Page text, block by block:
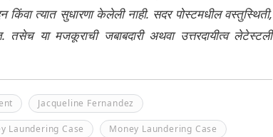
त्यात सुधारणा केलेली नाही. सदर पोस्टमधील वस्तुस्थिती,
तसेच या मजकूराची जबाबदारी अथवा उत्तरदायीत्व लेटेस्टली
Jacqueline Fernandez
Laundering Case Money Laundering Case